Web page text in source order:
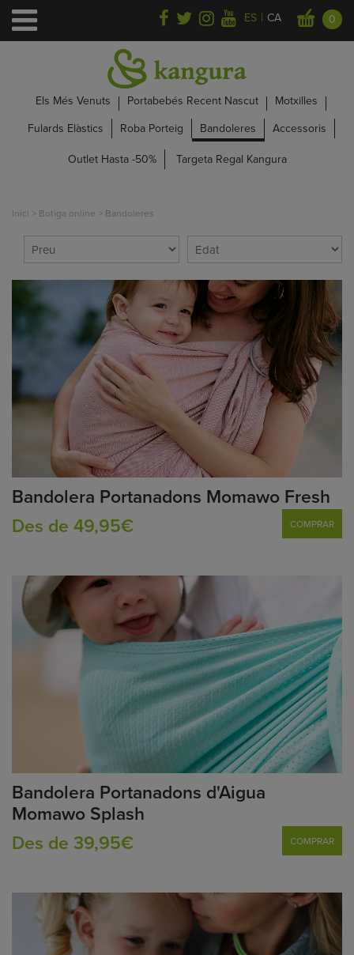
ES | CA 0
Els Més Venuts Portabebés Recent Nascut
Motxilles
Fulards Elàstics
Roba Porteig Bandoleres
Accessoris
Outlet Hasta -50%
Targeta Regal Kangura
Inici > Botiga online > Bandoleres
Bandolera Portanadons Momawo Fresh
Des de 49,95€
COMPRAR
Bandolera Portanadons d'Aigua
Momawo Splash
Des de 39,95€
COMPRAR